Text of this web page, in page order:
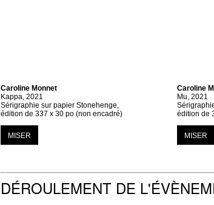
Caroline Monnet
Kappa, 2021
Sérigraphie sur papier Stonehenge,
édition de 337 x 30 po (non encadré)
MISER
Caroline
Mu, 2021
édition de
MISER
DÉROULEMENT DE